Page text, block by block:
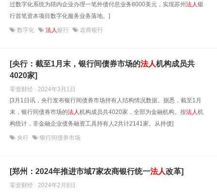
过数字化系统为辖内企业办理一笔外债付息业务8000美元，实现苏州 法人银
行首笔资本项目数字化服务业务落地。]
数字化 法人银行 农商银行
[央行：截至1月末，银行间债券市场的法人机构成员共
4020家]
零壹财经 · 2024年3月1日
[3月1日讯，央行发布银行间债券市场持有人结构情况数据。据悉，截至1月
末，银行间债券市场的法人机构成员共4020家，全部为金融机构。按法人机
构统计，非金融企业债务融资工具持有人2共计2141家。从持债]
央行 银行间债券市场
[郑州：2024年推进市域7家农商银行统一法人改革]
零壹财经 · 2024年2月8日